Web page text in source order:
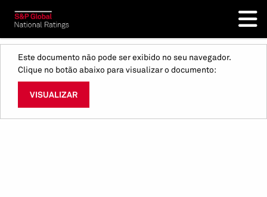
Este documento não pode ser exibido no seu navegador.
Clique no botão abaixo para visualizar o documento:
VISUALIZAR